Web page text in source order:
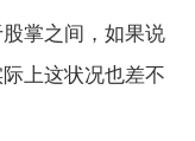
掌之间，如果说
上这状况也差不